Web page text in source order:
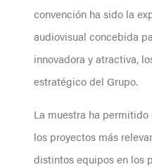
convención ha sido la
audiovisual concebida
innovadora y atractiva,
estratégico del Grupo.
La muestra ha
los proyectos más
distintos equipos en los